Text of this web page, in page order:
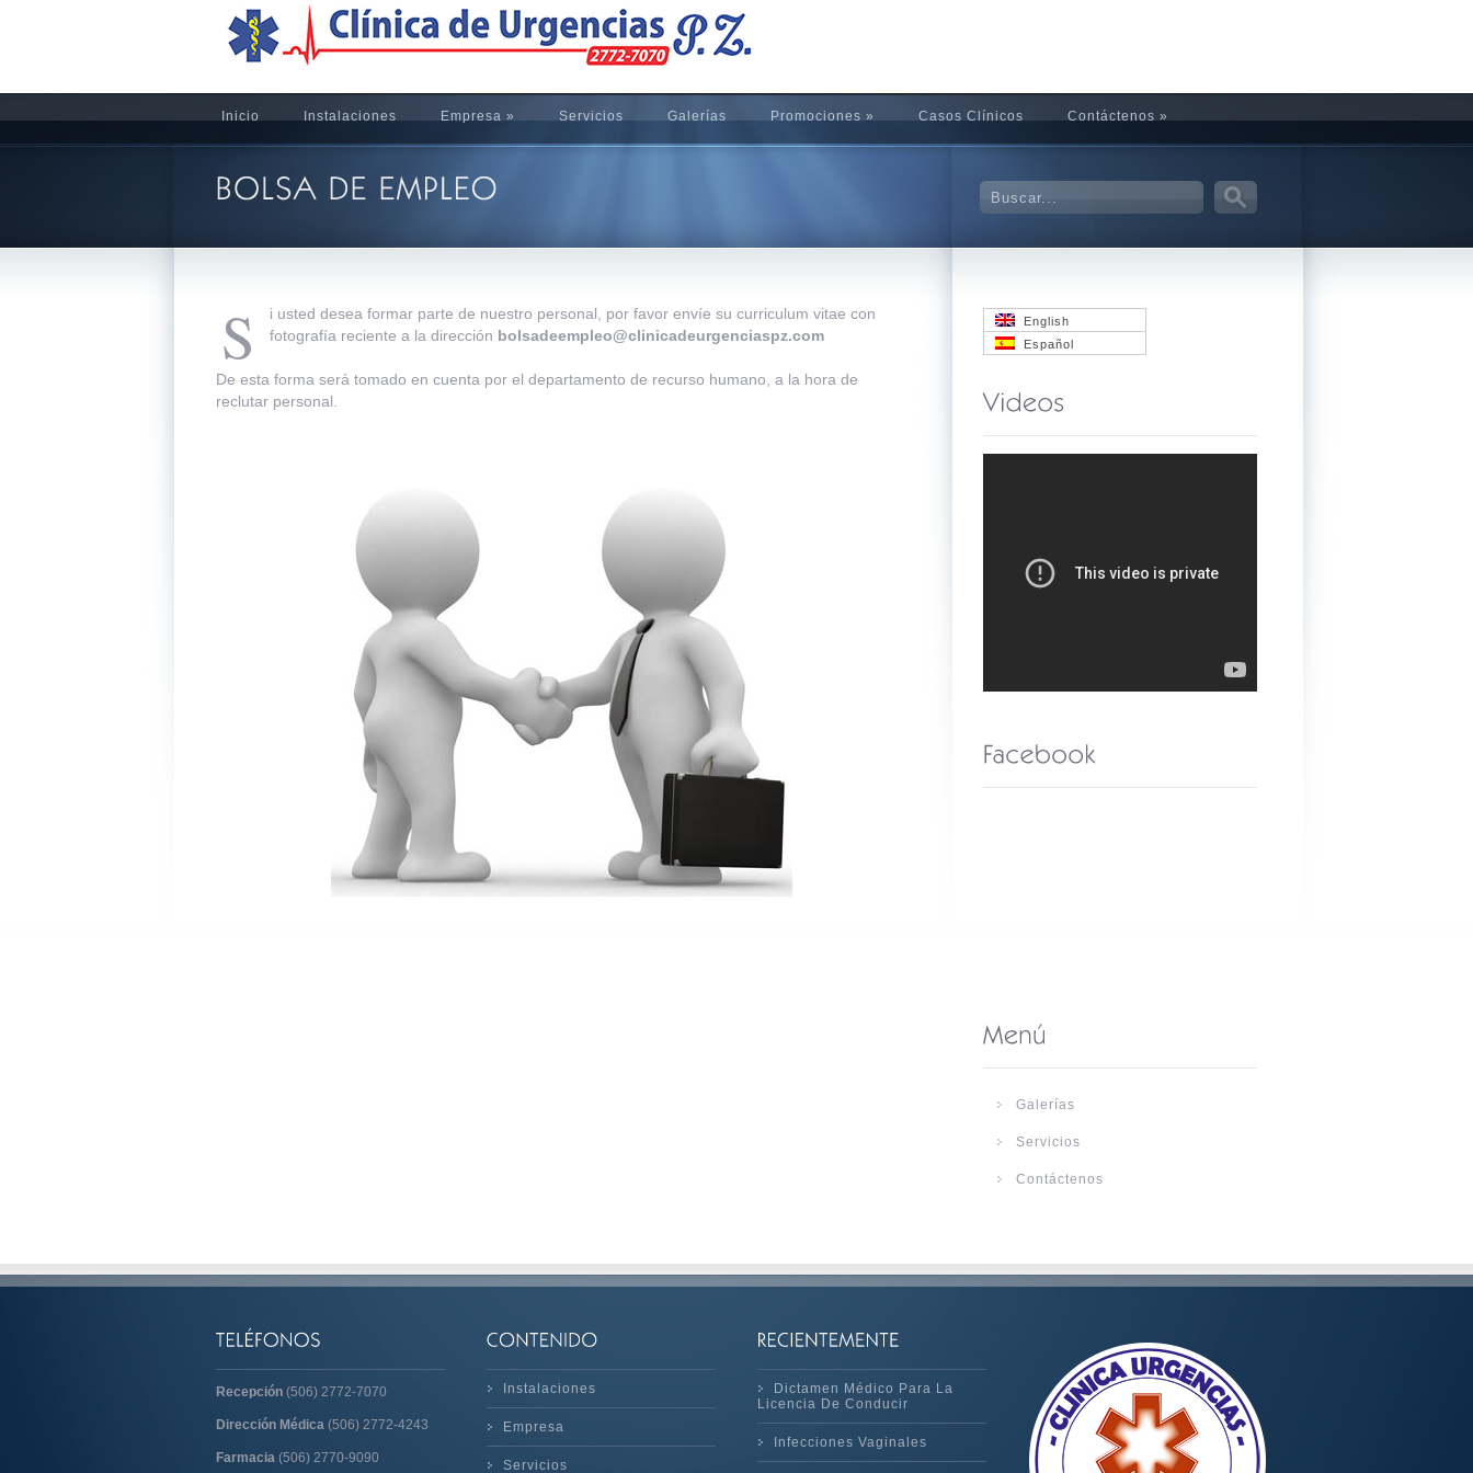
Inicio Instalaciones Empresa » Servicios Galerías Promociones » Casos Clínicos Contáctenos »
English
Español
Galerías
Servicios
Contáctenos
S
i usted desea formar parte de nuestro personal, por favor envíe su curriculum vitae con
fotografía reciente a la dirección bolsadeempleo@clinicadeurgenciaspz.com
De esta forma será tomado en cuenta por el departamento de recurso humano, a la hora de
reclutar personal.
Recepción (506) 2772-7070
Dirección Médica (506) 2772-4243
Farmacia (506) 2770-9090
Instalaciones
Empresa
Servicios
Dictamen Médico Para La
Licencia De Conducir
Infecciones Vaginales